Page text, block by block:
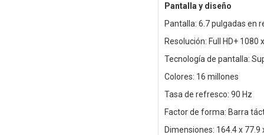
Pantalla y diseño
Pantalla: 6.7 pulgadas en
Resolución: Full HD+ 1080
Tecnología de pantalla:
Colores: 16 millones
Tasa de refresco: 90 Hz
Factor de forma: Barra
Dimensiones: 164.4 x 77.9